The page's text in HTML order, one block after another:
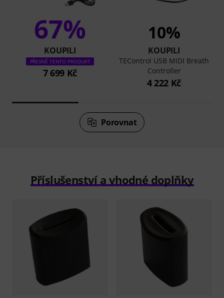
67%
KOUPILI
PŘESNĚ TENTO PRODUKT
7 699 Kč
10%
KOUPILI
TEControl USB MIDI Breath
Controller
4 222 Kč
Porovnat
Příslušenství a vhodné doplňky